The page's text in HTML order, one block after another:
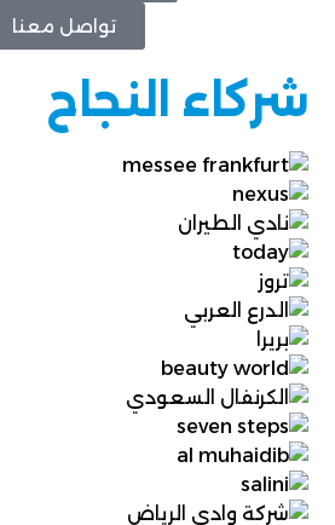
تواصل معنا
شركاء النجاح